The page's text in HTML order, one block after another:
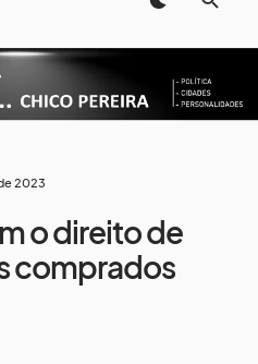
2023
o direito de
comprados